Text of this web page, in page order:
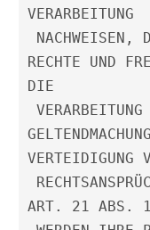
VERARBEITUNG
RECHTE UND
DIE
VERTEIDIGUNG
ART. 21 ABS. 1